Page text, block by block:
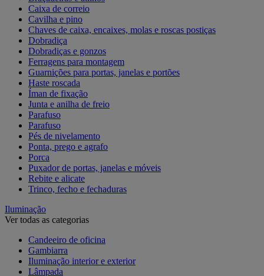
Caixa de correio
Cavilha e pino
Chaves de caixa, encaixes, molas e roscas postiças
Dobradiça
Dobradiças e gonzos
Ferragens para montagem
Guarnições para portas, janelas e portões
Haste roscada
Íman de fixação
Junta e anilha de freio
Parafuso
Parafuso
Pés de nivelamento
Ponta, prego e agrafo
Porca
Puxador de portas, janelas e móveis
Rebite e alicate
Trinco, fecho e fechaduras
Iluminação
Ver todas as categorias
Candeeiro de oficina
Gambiarra
Iluminação interior e exterior
Lâmpada